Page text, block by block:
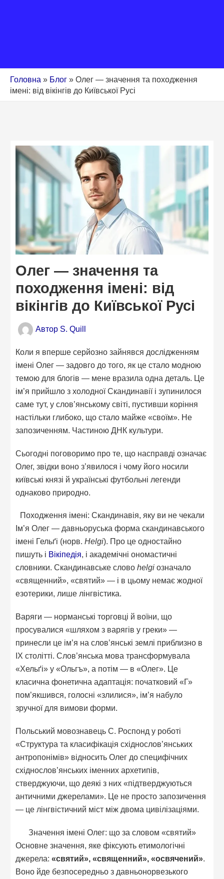
Головна » Блог » Олег — значення та походження
імені: від вікінгів до Київської Русі
Олег — значення та
походження імені: від
вікінгів до Київської Русі
Автор S. Quill
Коли я вперше серйозно зайнявся дослідженням
імені Олег — задовго до того, як це стало модною
темою для блогів — мене вразила одна деталь. Це
ім’я прийшло з холодної Скандинавії і зупинилося
саме тут, у слов’янському світі, пустивши коріння
настільки глибоко, що стало майже «своїм». Не
запозиченням. Частиною ДНК культури.
Сьогодні поговоримо про те, що насправді означає
Олег, звідки воно з’явилося і чому його носили
київські князі й українські футбольні легенди
однаково природно.
Походження імені: Скандинавія, яку ви не чекали
Ім’я Олег — давньоруська форма скандинавського
імені Гельґі (норв.Helgi). Про це одностайно
пишуть і Вікіпедія, і академічні ономастичні
словники. Скандинавське словоhelgi означало
«священний», «святий» — і в цьому немає жодної
езотерики, лише лінгвістика.
Варяги — норманські торговці й воїни, що
просувалися «шляхом з варягів у греки» —
принесли це ім’я на слов’янські землі приблизно в
IX столітті. Слов’янська мова трансформувала
«Хельґі» у «Ольгъ», а потім — в «Олег». Це
класична фонетична адаптація: початковий «Г»
пом’якшився, голосні «злилися», ім’я набуло
зручної для вимови форми.
Польський мовознавець С. Роспонд у роботі
«Структура та класифікація східнослов’янських
антропонімів» відносить Олег до специфічних
східнослов’янських іменних архетипів,
стверджуючи, що деякі з них «підтверджуються
античними джерелами». Це не просто запозичення
— це лінгвістичний міст між двома цивілізаціями.
Значення імені Олег: що за словом «святий»
Основне значення, яке фіксують етимологічні
джерела:«святий», «священний», «освячений»
Воно йде безпосередньо з давньонорвезького